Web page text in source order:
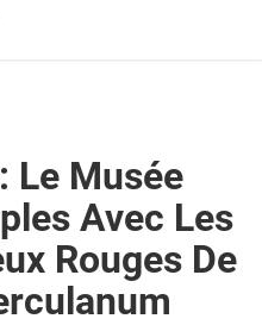
Le Musée
Avec Les
Rouges De